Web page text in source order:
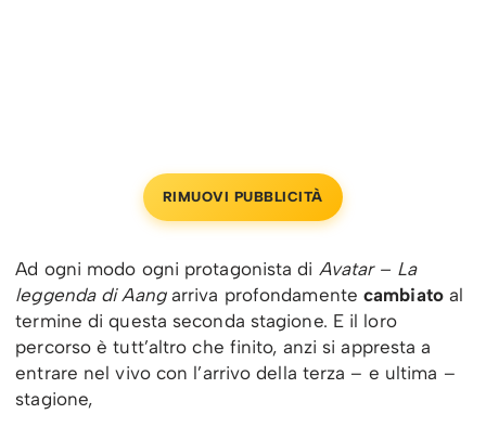
RIMUOVI PUBBLICITÀ
Ad ogni modo ogni protagonista di Avatar – La
leggenda di Aangarriva profondamentecambiatoal
termine di questa seconda stagione. E il loro
percorso è tutt’altro che finito, anzi si appresta a
entrare nel vivo con l’arrivo della terza – e ultima –
stagione,